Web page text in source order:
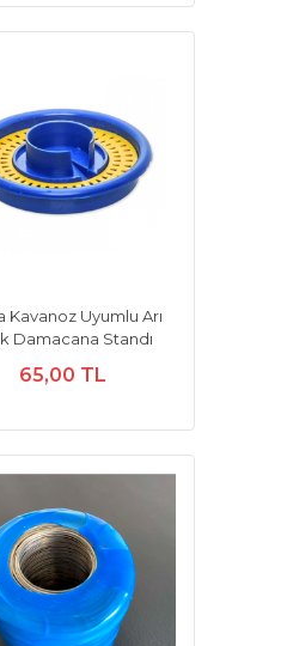
Kavanoz Uyumlu Arı
Damacana Standı
65,00 TL